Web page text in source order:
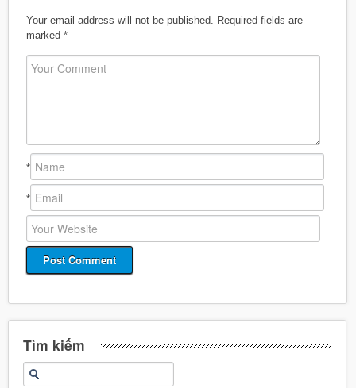
Your email address will not be published.
Required fields are
marked *
*
*
Tìm kiếm